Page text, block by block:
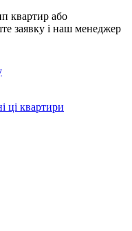
квартир або
заявку і наш менеджер
ці квартири